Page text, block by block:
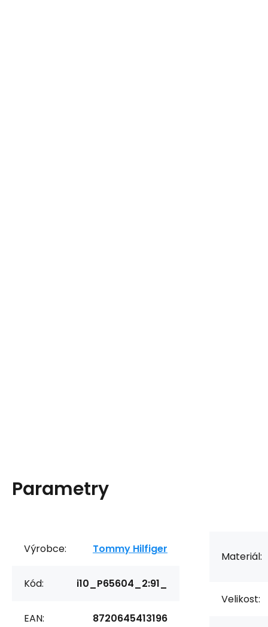
Parametry
Výrobce: Tommy Hilfiger
Kód: i10_P65604_2:91_
EAN: 8720645413196
Materiál:
Velikost: